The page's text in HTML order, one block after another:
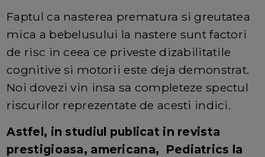
Faptul ca nasterea prematura si greutatea
mica a bebelusului la nastere sunt factori
de risc in ceea ce priveste dizabilitatile
cognitive si motorii este deja demonstrat.
Noi dovezi vin insa sa completeze spectul
riscurilor reprezentate de acesti indici.
Astfel, in studiul publicat in revista
prestigioasa, americana, Pediatrics la